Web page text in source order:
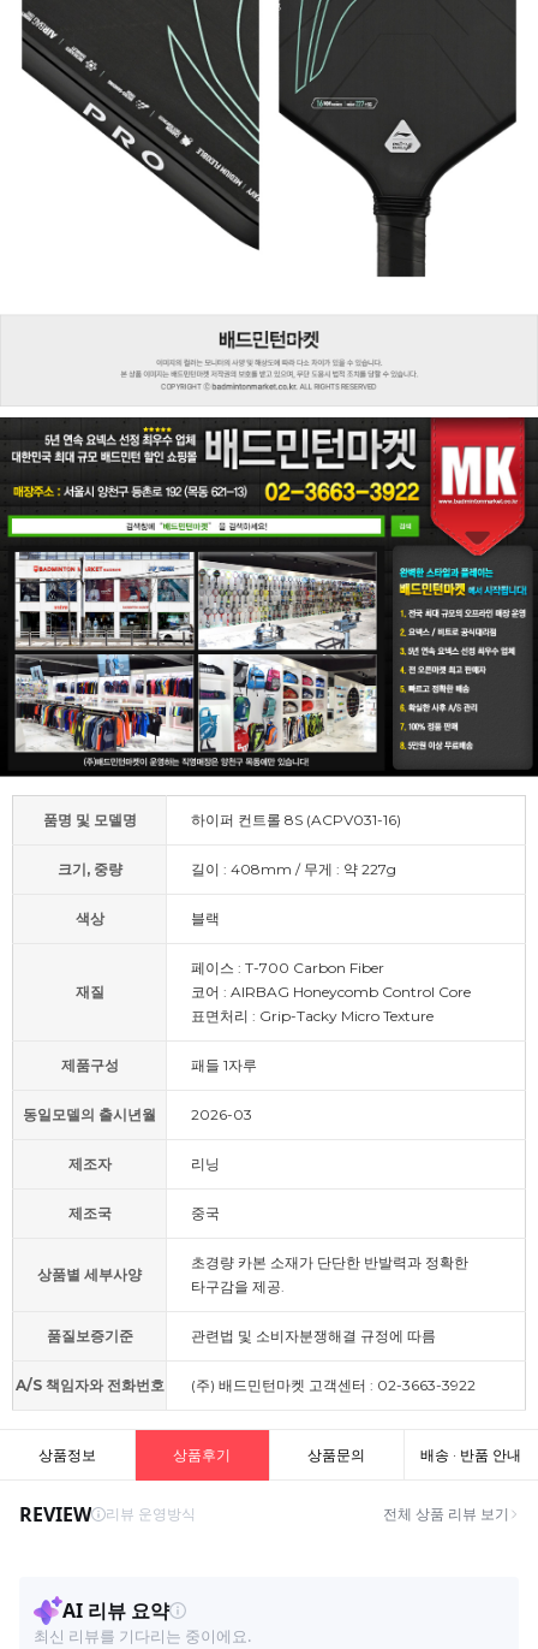
품명 및 모델명 하이퍼 컨트롤 8S (ACPV031-16)
크기, 중량 길이 : 408mm / 무게 : 약 227g
색상 블랙
재질
페이스 : T-700 Carbon Fiber
코어 : AIRBAG Honeycomb Control Core
표면처리 : Grip-Tacky Micro Texture
제품구성 패들 1자루
동일모델의 출시년월 2026-03
제조자 리닝
제조국 중국
상품별 세부사양
초경량 카본 소재가 단단한 반발력과 정확한
타구감을 제공.
품질보증기준 관련법 및 소비자분쟁해결 규정에 따름
A/S 책임자와 전화번호 (주) 배드민턴마켓 고객센터 : 02-3663-3922
상품정보 상품후기 상품문의 배송 · 반품 안내